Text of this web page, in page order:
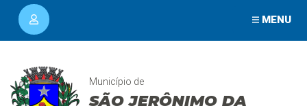
MENU
Município de
SÃO JERÔNIMO DA